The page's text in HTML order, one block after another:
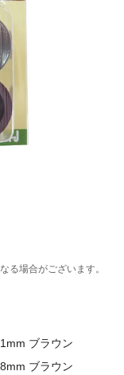
る場合がございます。
ブラウン
ブラウン